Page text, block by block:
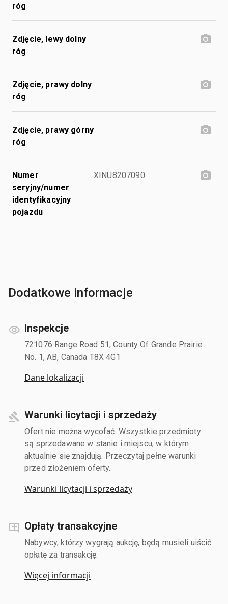
róg
Zdjęcie, lewy dolny
róg
Zdjęcie, prawy dolny
róg
Zdjęcie, prawy górny
róg
Numer
seryjny/numer
identyfikacyjny
pojazdu
XINU8207090
Dodatkowe informacje
Inspekcje
721076 Range Road 51, County Of Grande Prairie
No. 1, AB, Canada T8X 4G1
Dane lokalizacji
Warunki licytacji i sprzedaży
Ofert nie można wycofać. Wszystkie przedmioty
są sprzedawane w stanie i miejscu, w którym
aktualnie się znajdują. Przeczytaj pełne warunki
przed złożeniem oferty.
Warunki licytacji i sprzedaży
Opłaty transakcyjne
Nabywcy, którzy wygrają aukcję, będą musieli uiścić
opłatę za transakcję.
Więcej informacji